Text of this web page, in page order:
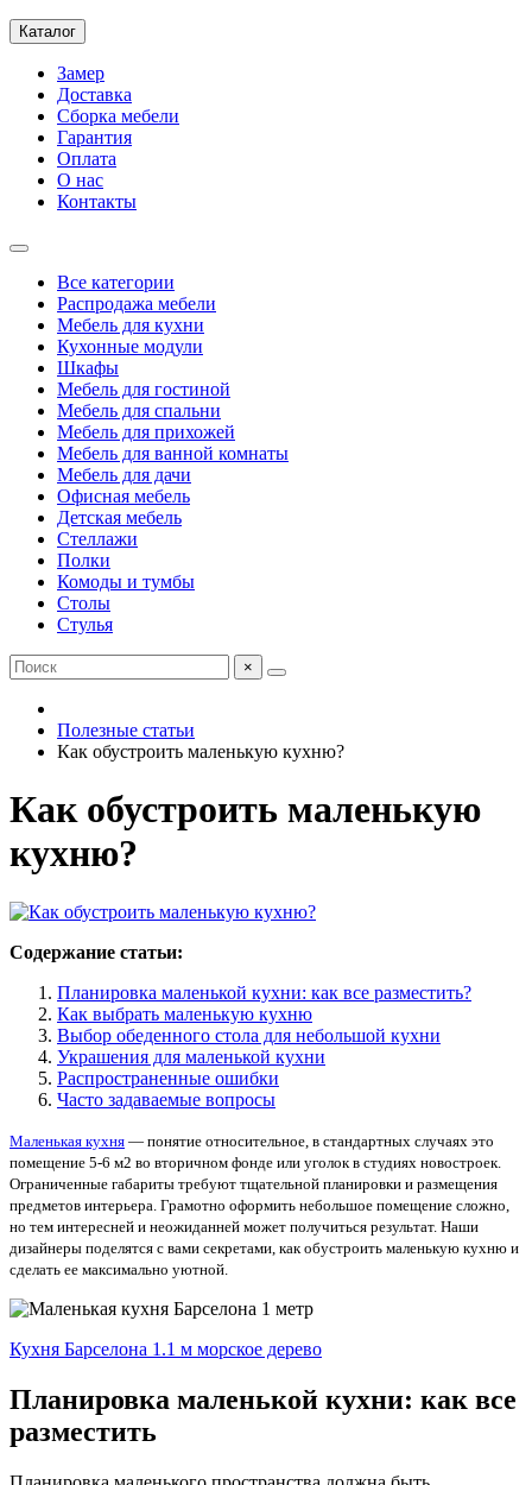
Каталог
Замер
Доставка
Сборка мебели
Гарантия
Оплата
О нас
Контакты
Все категории
Распродажа мебели
Мебель для кухни
Кухонные модули
Шкафы
Мебель для гостиной
Мебель для спальни
Мебель для прихожей
Мебель для ванной комнаты
Мебель для дачи
Офисная мебель
Детская мебель
Стеллажи
Полки
Комоды и тумбы
Столы
Стулья
×
Полезные статьи
Как обустроить маленькую кухню?
Как обустроить маленькую
кухню?
Содержание статьи:
Планировка маленькой кухни: как все разместить?
Как выбрать маленькую кухню
Выбор обеденного стола для небольшой кухни
Украшения для маленькой кухни
Распространенные ошибки
Часто задаваемые вопросы
Маленькая кухня — понятие относительное, в стандартных случаях это
помещение 5-6 м2 во вторичном фонде или уголок в студиях новостроек.
Ограниченные габариты требуют тщательной планировки и размещения
предметов интерьера. Грамотно оформить небольшое помещение сложно,
но тем интересней и неожиданней может получиться результат. Наши
дизайнеры поделятся с вами секретами, как обустроить маленькую кухню и
сделать ее максимально уютной.
Кухня Барселона 1.1 м морское дерево
Планировка маленькой кухни: как все
разместить